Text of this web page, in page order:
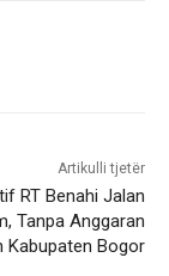
Artikulli tjetër
RT Benahi Jalan
Tanpa Anggaran
Kabupaten Bogor